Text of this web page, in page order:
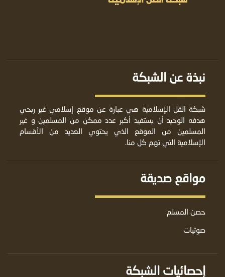
نبذة عن الشبكة
شبكة القل الإسلامية هي عبارة عن موقع إسلامي غير ربحي
هدفه الوحيد أن يستفيد أكبر عدد ممكن من المسلمين و غير
المسلمين من الموقع الذي يحتوي العديد من الأقسام
الإسلامية التي تهم كل منا.
مواقع صديقة
حصن المسلم
صوتيات
إحصائيات الشبكة